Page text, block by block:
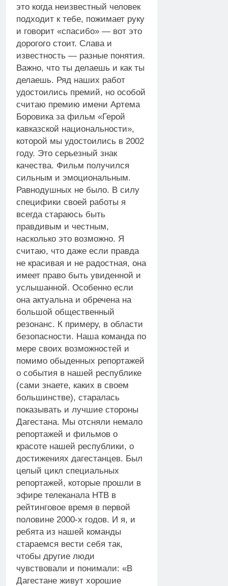
это когда неизвестный человек
подходит к тебе, пожимает руку
и говорит «спасибо» — вот это
дорогого стоит. Слава и
известность — разные понятия.
Важно, что ты делаешь и как ты
делаешь. Ряд наших работ
удостоились премий, но особой
считаю премию имени Артема
Боровика за фильм «Герой
кавказской национальности»,
которой мы удостоились в 2002
году. Это серьезный знак
качества. Фильм получился
сильным и эмоциональным.
Равнодушных не было. В силу
специфики своей работы я
всегда стараюсь быть
правдивым и честным,
насколько это возможно. Я
считаю, что даже если правда
не красивая и не радостная, она
имеет право быть увиденной и
услышанной. Особенно если
она актуальна и обречена на
большой общественный
резонанс. К примеру, в области
безопасности. Наша команда по
мере своих возможностей и
помимо обыденных репортажей
о события в нашей республике
(сами знаете, каких в своем
большинстве), старалась
показывать и лучшие стороны
Дагестана. Мы отсняли немало
репортажей и фильмов о
красоте нашей республики, о
достижениях дагестанцев. Был
целый цикл специальных
репортажей, которые прошли в
эфире телеканала НТВ в
рейтинговое время в первой
половине 2000-х годов. И я, и
ребята из нашей команды
стараемся вести себя так,
чтобы другие люди
чувствовали и понимали: «В
Дагестане живут хорошие